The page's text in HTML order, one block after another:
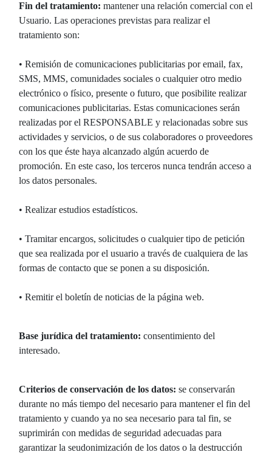
Fin del tratamiento: mantener una relación comercial con el
Usuario. Las operaciones previstas para realizar el
tratamiento son:
• Remisión de comunicaciones publicitarias por email, fax,
SMS, MMS, comunidades sociales o cualquier otro medio
electrónico o físico, presente o futuro, que posibilite realizar
comunicaciones publicitarias. Estas comunicaciones serán
realizadas por el RESPONSABLE y relacionadas sobre sus
actividades y servicios, o de sus colaboradores o proveedores
con los que éste haya alcanzado algún acuerdo de
promoción. En este caso, los terceros nunca tendrán acceso a
los datos personales.
• Realizar estudios estadísticos.
• Tramitar encargos, solicitudes o cualquier tipo de petición
que sea realizada por el usuario a través de cualquiera de las
formas de contacto que se ponen a su disposición.
• Remitir el boletín de noticias de la página web.
Base jurídica del tratamiento: consentimiento del
interesado.
Criterios de conservación de los datos: se conservarán
durante no más tiempo del necesario para mantener el fin del
tratamiento y cuando ya no sea necesario para tal fin, se
suprimirán con medidas de seguridad adecuadas para
garantizar la seudonimización de los datos o la destrucción